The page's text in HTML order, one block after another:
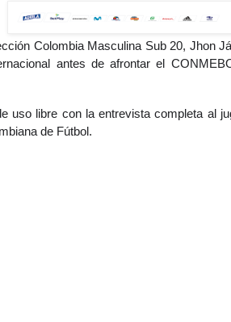
Colombia Masculina Sub 20, Jhon
antes de afrontar el
uso libre con la entrevista completa al
de Fútbol.